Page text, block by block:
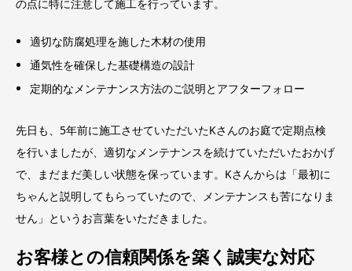
の点に特に注意して施工を行っています。
適切な防腐処理を施した木材の使用
通気性を確保した基礎構造の設計
定期的なメンテナンス方法のご説明とアフターフォロー
先日も、5年前に施工させていただいたKさんのお庭で定期点検
を行いましたが、適切なメンテナンスを続けていただいたおかげ
で、まだまだ美しい状態を保っています。Kさんからは「最初に
ちゃんと説明してもらっていたので、メンテナンスも苦になりま
せん」というお言葉をいただきました。
お客様との信頼関係を築く誠実な対応